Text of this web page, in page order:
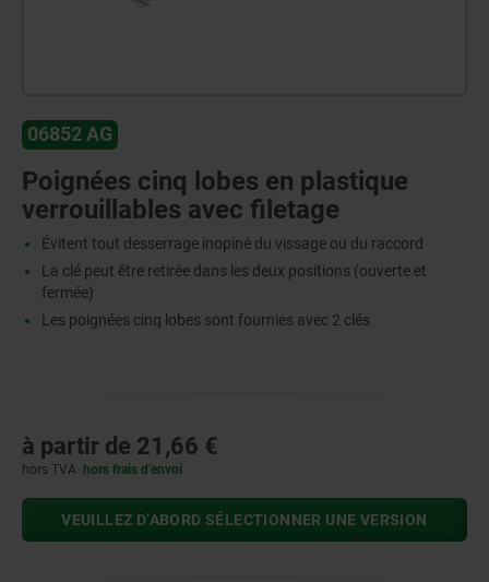
06852 AG
Poignées cinq lobes en plastique
verrouillables avec filetage
Évitent tout desserrage inopiné du vissage ou du raccord
La clé peut être retirée dans les deux positions (ouverte et
fermée)
Les poignées cinq lobes sont fournies avec 2 clés
à partir de 21,66 €
hors TVA hors frais d’envoi
VEUILLEZ D’ABORD SÉLECTIONNER UNE VERSION